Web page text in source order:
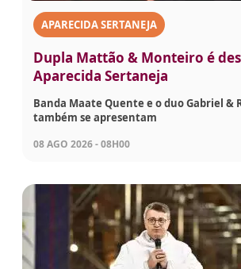
APARECIDA SERTANEJA
Dupla Mattão & Monteiro é
Aparecida Sertaneja
Banda Maate Quente e o duo Gabriel &
também se apresentam
08 AGO 2026 - 08H00